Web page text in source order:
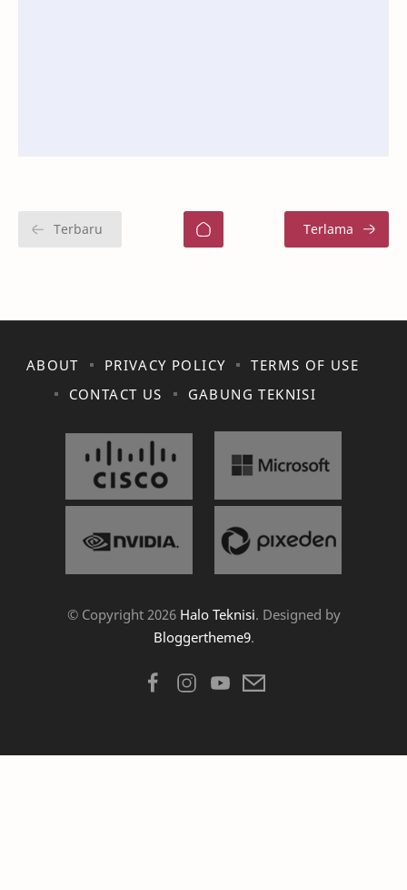
ABOUT PRIVACY POLICY
TERMS OF USE
CONTACT US
GABUNG TEKNISI
© Copyright 2026 Halo Teknisi. Designed by
Bloggertheme9.